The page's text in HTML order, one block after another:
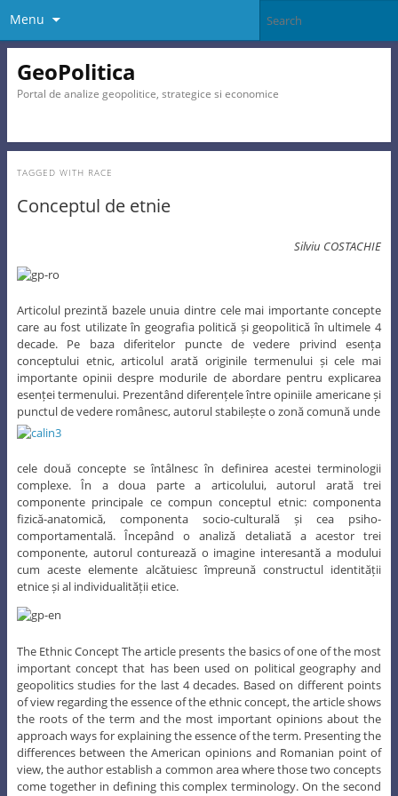
Menu
GeoPolitica
Portal de analize geopolitice, strategice si economice
TAGGED WITH RACE
Conceptul de etnie
Silviu COSTACHIE
Articolul prezintă bazele unuia dintre cele mai importante concepte
care au fost utilizate în geografia politică și geopolitică în ultimele 4
decade. Pe baza diferitelor puncte de vedere privind esența
conceptului etnic, articolul arată originile termenului și cele mai
importante opinii despre modurile de abordare pentru explicarea
esenței termenului. Prezentând diferențele între opiniile americane și
punctul de vedere românesc, autorul stabilește o zonă comună unde
cele două concepte se întâlnesc în definirea acestei terminologii
complexe. În a doua parte a articolului, autorul arată trei
componente principale ce compun conceptul etnic: componenta
fizică-anatomică, componenta socio-culturală și cea psiho-
comportamentală. Începând o analiză detaliată a acestor trei
componente, autorul conturează o imagine interesantă a modului
cum aceste elemente alcătuiesc împreună constructul identității
etnice și al individualității etice.
The Ethnic Concept The article presents the basics of one of the most
important concept that has been used on political geography and
geopolitics studies for the last 4 decades. Based on different points
of view regarding the essence of the ethnic concept, the article shows
the roots of the term and the most important opinions about the
approach ways for explaining the essence of the term. Presenting the
differences between the American opinions and Romanian point of
view, the author establish a common area where those two concepts
come together in defining this complex terminology. On the second